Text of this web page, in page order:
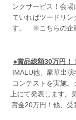
ンクサービス！会
ていればツードリ
す。 ※こちらの企
●賞品総額30万円！
IMALU他、豪華出
コンテストを実施
上にて発表します
賞金20万円！他、